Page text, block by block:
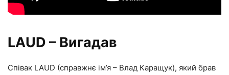
LAUD – Вигадав
Співак LAUD (справжнє ім’я – Влад Каращук), який брав